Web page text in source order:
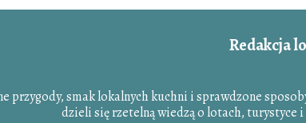
Redakcja
przygody, smak lokalnych kuchni i sprawdzone
dzieli się rzetelną wiedzą o lotach, turystyce